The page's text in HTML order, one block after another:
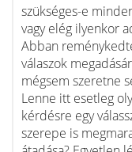
szükséges-e
vagy elég ilyenkor
Abban
válaszok
mégsem szeretne
Lenne itt esetleg
kérdésre egy
szerepe is